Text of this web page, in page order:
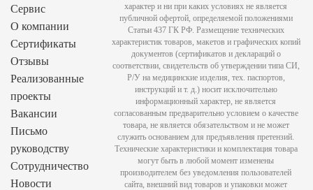
Сервис
О компании
Сертификаты
Отзывы
Реализованные
проекты
Вакансии
Письмо
руководству
Сотрудничество
Новости
характер и ни при каких условиях не является
публичной офертой, определяемой положениями
Статьи 437 ГК РФ. Размещение технических
характеристик товаров, макетов и графических копий
документов (сертификатов и деклараций о
соответствии, свидетельств об утверждении типа СИ,
Р/У на медицинские изделия, тех. паспортов,
инструкций и т. д.) носит исключительно
информационный характер, не является
согласованным предварительно условием о качестве
товара, не является обязательством и не может
служить основанием для предъявления претензий.
Технические характеристики и комплектация товара
могут быть в любой момент изменены
производителем без уведомления пользователей
сайта, внешний вид товаров и упаковки может